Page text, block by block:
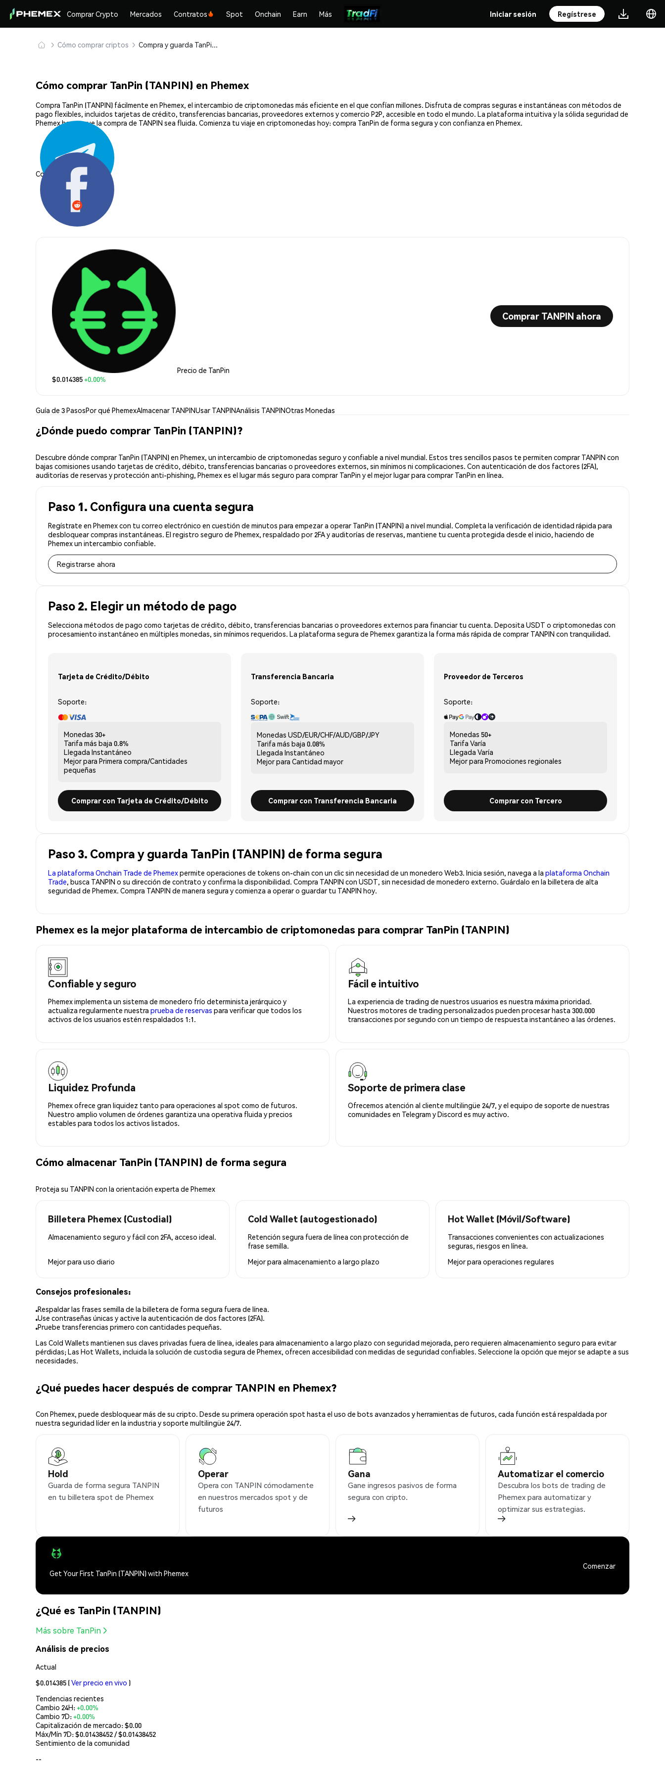
Comprar Crypto Mercados Contratos Spot Onchain Earn Más Iniciar sesión Regístrese
Cómo comprar criptos Compra y guarda TanPin (TANPIN) de forma segura
Cómo comprar TanPin (TANPIN) en Phemex
Compra TanPin (TANPIN) fácilmente en Phemex, el intercambio de criptomonedas más eficiente en el que confían millones. Disfruta de compras seguras e instantáneas con métodos de
pago flexibles, incluidos tarjetas de crédito, transferencias bancarias, proveedores externos y comercio P2P, accesible en todo el mundo. La plataforma intuitiva y la sólida seguridad de
Phemex hacen que la compra de TANPIN sea fluida. Comienza tu viaje en criptomonedas hoy: compra TanPin de forma segura y con confianza en Phemex.
Compartir:
Precio de TanPin
$0.014385+0.00%
Comprar TANPIN ahora
Guía de 3 PasosPor qué PhemexAlmacenar TANPINUsar TANPINAnálisis TANPINOtras Monedas
¿Dónde puedo comprar TanPin (TANPIN)?
Descubre dónde comprar TanPin (TANPIN) en Phemex, un intercambio de criptomonedas seguro y confiable a nivel mundial. Estos tres sencillos pasos te permiten comprar TANPIN con
bajas comisiones usando tarjetas de crédito, débito, transferencias bancarias o proveedores externos, sin mínimos ni complicaciones. Con autenticación de dos factores (2FA),
auditorías de reservas y protección anti-phishing, Phemex es el lugar más seguro para comprar TanPin y el mejor lugar para comprar TanPin en línea.
Paso 1. Configura una cuenta segura
Regístrate en Phemex con tu correo electrónico en cuestión de minutos para empezar a operar TanPin (TANPIN) a nivel mundial. Completa la verificación de identidad rápida para
desbloquear compras instantáneas. El registro seguro de Phemex, respaldado por 2FA y auditorías de reservas, mantiene tu cuenta protegida desde el inicio, haciendo de
Phemex un intercambio confiable.
Registrarse ahora
Paso 2. Elegir un método de pago
Selecciona métodos de pago como tarjetas de crédito, débito, transferencias bancarias o proveedores externos para financiar tu cuenta. Deposita USDT o criptomonedas con
procesamiento instantáneo en múltiples monedas, sin mínimos requeridos. La plataforma segura de Phemex garantiza la forma más rápida de comprar TANPIN con tranquilidad.
Tarjeta de Crédito/Débito
Soporte:
Monedas 30+
Tarifa más baja 0.8%
Llegada Instantáneo
Mejor para Primera compra/Cantidades
pequeñas
Comprar con Tarjeta de Crédito/Débito
Transferencia Bancaria
Soporte:
Monedas USD/EUR/CHF/AUD/GBP/JPY
Tarifa más baja 0.08%
Llegada Instantáneo
Mejor para Cantidad mayor
Comprar con Transferencia Bancaria
Proveedor de Terceros
Soporte:
Monedas 50+
Tarifa Varía
Llegada Varía
Mejor para Promociones regionales
Comprar con Tercero
Paso 3. Compra y guarda TanPin (TANPIN) de forma segura
La plataforma Onchain Trade de Phemexpermite operaciones de tokens on-chain con un clic sin necesidad de un monedero Web3. Inicia sesión, navega a la plataforma Onchain
Trade, busca TANPIN o su dirección de contrato y confirma la disponibilidad. Compra TANPIN con USDT, sin necesidad de monedero externo. Guárdalo en la billetera de alta
seguridad de Phemex. Compra TANPIN de manera segura y comienza a operar o guardar tu TANPIN hoy.
Phemex es la mejor plataforma de intercambio de criptomonedas para comprar TanPin (TANPIN)
Confiable y seguro
Phemex implementa un sistema de monedero frío determinista jerárquico y
actualiza regularmente nuestra prueba de reservas para verificar que todos los
activos de los usuarios estén respaldados 1:1.
Fácil e intuitivo
La experiencia de trading de nuestros usuarios es nuestra máxima prioridad.
Nuestros motores de trading personalizados pueden procesar hasta 300.000
transacciones por segundo con un tiempo de respuesta instantáneo a las órdenes.
Liquidez Profunda
Phemex ofrece gran liquidez tanto para operaciones al spot como de futuros.
Nuestro amplio volumen de órdenes garantiza una operativa fluida y precios
estables para todos los activos listados.
Soporte de primera clase
Ofrecemos atención al cliente multilingüe 24/7, y el equipo de soporte de nuestras
comunidades en Telegram y Discord es muy activo.
Cómo almacenar TanPin (TANPIN) de forma segura
Proteja su TANPIN con la orientación experta de Phemex
Billetera Phemex (Custodial)
Almacenamiento seguro y fácil con 2FA, acceso ideal.
Mejor para uso diario
Cold Wallet (autogestionado)
Retención segura fuera de línea con protección de
frase semilla.
Mejor para almacenamiento a largo plazo
Hot Wallet (Móvil/Software)
Transacciones convenientes con actualizaciones
seguras, riesgos en línea.
Mejor para operaciones regulares
Consejos profesionales:
Respaldar las frases semilla de la billetera de forma segura fuera de línea.
Use contraseñas únicas y active la autenticación de dos factores (2FA).
Pruebe transferencias primero con cantidades pequeñas.
Las Cold Wallets mantienen sus claves privadas fuera de línea, ideales para almacenamiento a largo plazo con seguridad mejorada, pero requieren almacenamiento seguro para evitar
pérdidas; Las Hot Wallets, incluida la solución de custodia segura de Phemex, ofrecen accesibilidad con medidas de seguridad confiables. Seleccione la opción que mejor se adapte a sus
necesidades.
¿Qué puedes hacer después de comprar TANPIN en Phemex?
Con Phemex, puede desbloquear más de su cripto. Desde su primera operación spot hasta el uso de bots avanzados y herramientas de futuros, cada función está respaldada por
nuestra seguridad líder en la industria y soporte multilingüe 24/7.
Hold
Guarda de forma segura TANPIN
en tu billetera spot de Phemex
Operar
Opera con TANPIN cómodamente
en nuestros mercados spot y de
futuros
Gana
Gane ingresos pasivos de forma
segura con cripto.
Automatizar el comercio
Descubra los bots de trading de
Phemex para automatizar y
optimizar sus estrategias.
Get Your First TanPin (TANPIN) with Phemex
Comenzar
¿Qué es TanPin (TANPIN)
Más sobre TanPin
Análisis de precios
Actual
$0.014385 (Ver precio en vivo )
Tendencias recientes
Cambio 24H:+0.00%
Cambio 7D:+0.00%
Capitalización de mercado:$0.00
Máx/Mín 7D: $0.01438452/ $0.01438452
Sentimiento de la comunidad
--